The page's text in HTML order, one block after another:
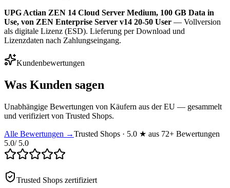
UPG Actian ZEN 14 Cloud Server Medium, 100 GB Data in
Use, von ZEN Enterprise Server v14 20-50 User — Vollversion
als digitale Lizenz (ESD). Lieferung per Download und
Lizenzdaten nach Zahlungseingang.
Kundenbewertungen
Was Kunden sagen
Unabhängige Bewertungen von Käufern aus der EU — gesammelt
und verifiziert von Trusted Shops.
Alle Bewertungen →Trusted Shops · 5.0 ★ aus 72+ Bewertungen
5.0/ 5.0
Trusted Shops zertifiziert